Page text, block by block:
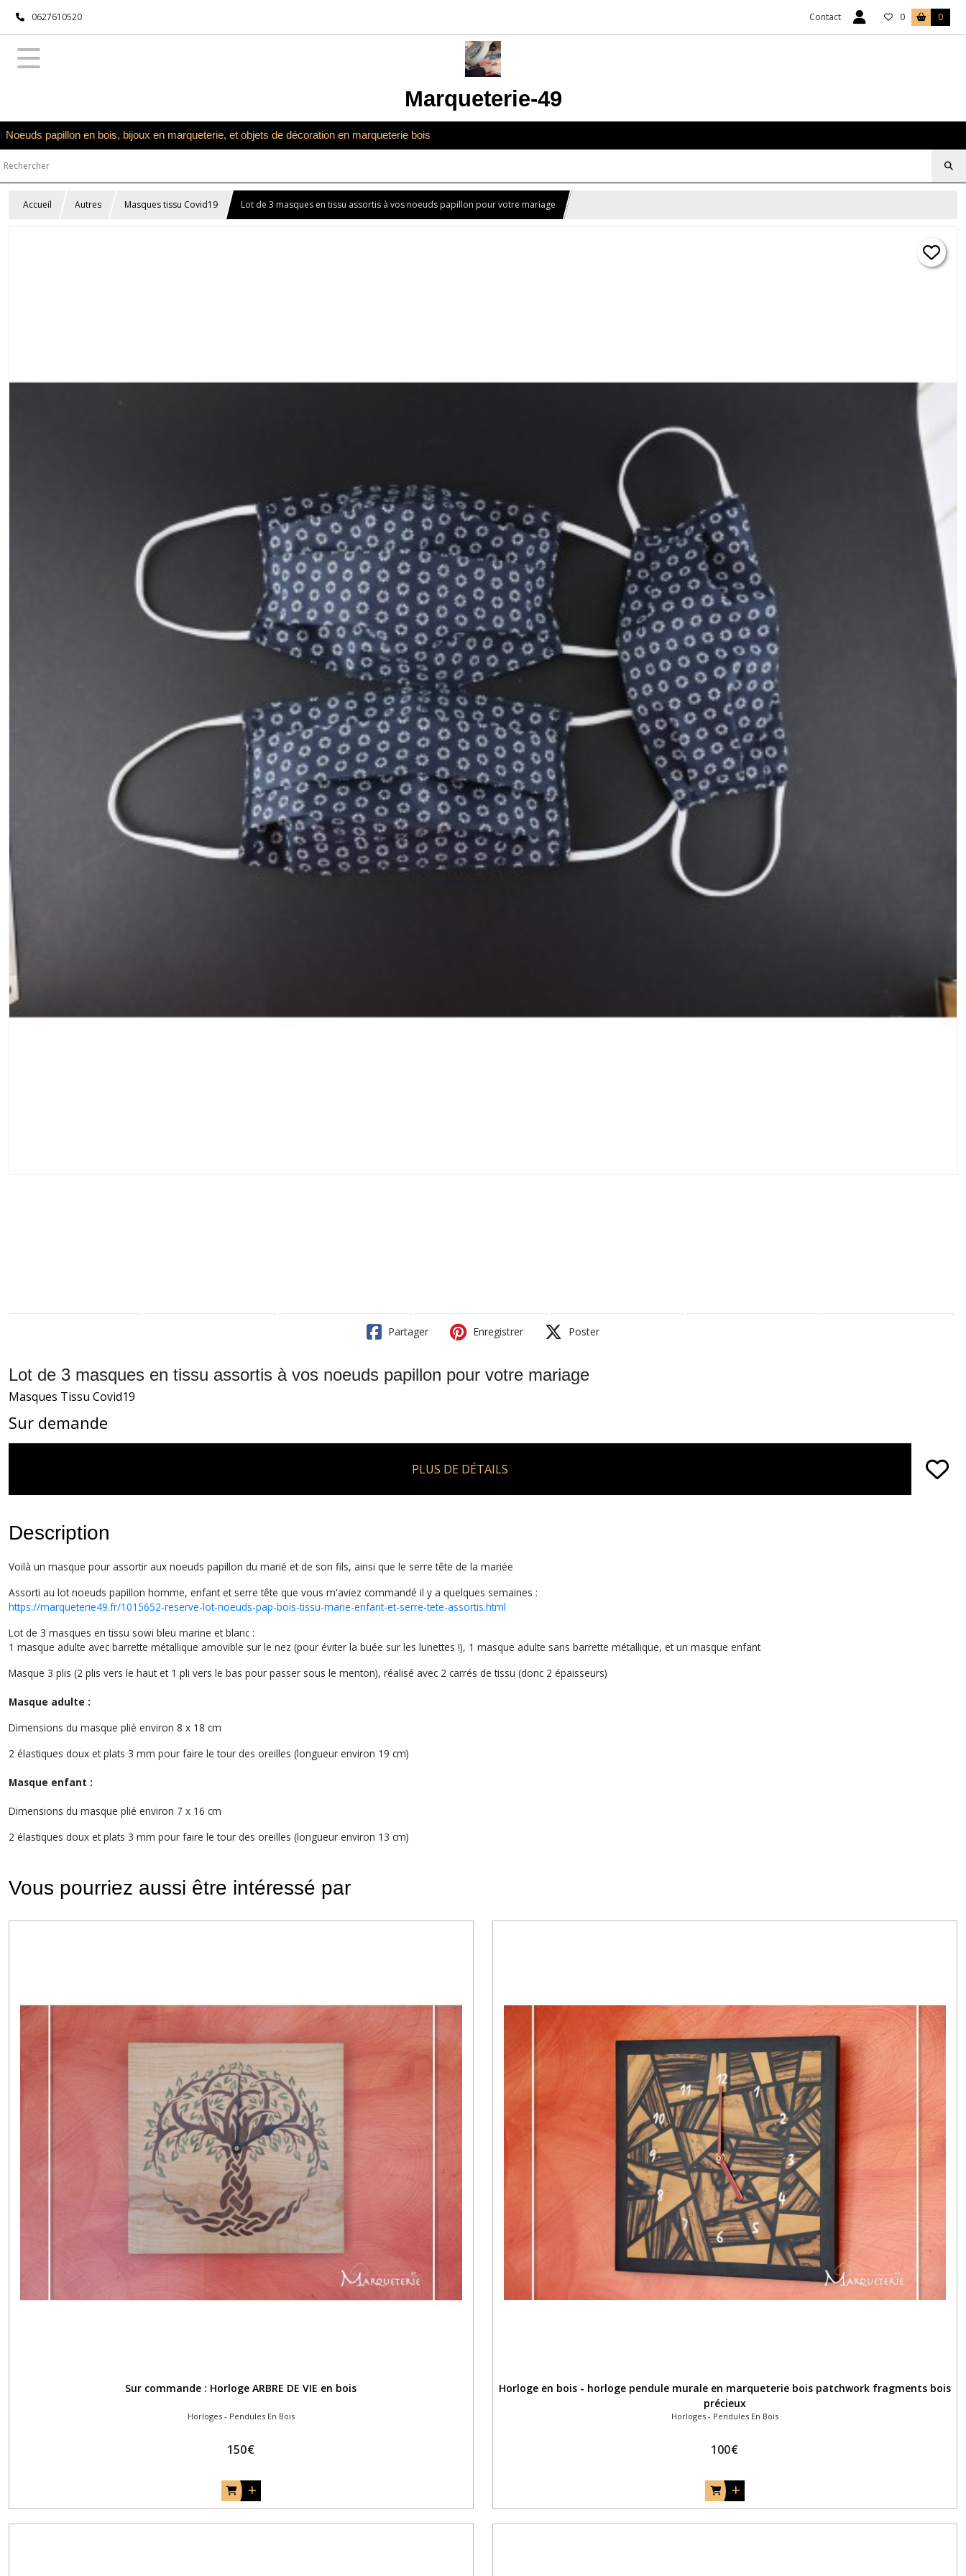
0627610520 Contact 0 0
Marqueterie-49
Noeuds papillon en bois, bijoux en marqueterie, et objets de décoration en marqueterie bois
Accueil Autres Masques tissu Covid19 Lot de 3 masques en tissu assortis à vos noeuds papillon pour votre mariage
Partager Enregistrer Poster
Lot de 3 masques en tissu assortis à vos noeuds papillon pour votre mariage
Masques Tissu Covid19
Sur demande
PLUS DE DÉTAILS
Description
Voilà un masque pour assortir aux noeuds papillon du marié et de son fils, ainsi que le serre tête de la mariée
Assorti au lot noeuds papillon homme, enfant et serre tête que vous m'aviez commandé il y a quelques semaines :
https://marqueterie49.fr/1015652-reserve-lot-noeuds-pap-bois-tissu-marie-enfant-et-serre-tete-assortis.html
Lot de 3 masques en tissu sowi bleu marine et blanc :
1 masque adulte avec barrette métallique amovible sur le nez (pour éviter la buée sur les lunettes !), 1 masque adulte sans barrette métallique, et un masque enfant
Masque 3 plis (2 plis vers le haut et 1 pli vers le bas pour passer sous le menton), réalisé avec 2 carrés de tissu (donc 2 épaisseurs)
Masque adulte :
Dimensions du masque plié environ 8 x 18 cm
2 élastiques doux et plats 3 mm pour faire le tour des oreilles (longueur environ 19 cm)
Masque enfant :
Dimensions du masque plié environ 7 x 16 cm
2 élastiques doux et plats 3 mm pour faire le tour des oreilles (longueur environ 13 cm)
Vous pourriez aussi être intéressé par
Sur commande : Horloge ARBRE DE VIE en bois
Horloges - Pendules En Bois
150€
Horloge en bois - horloge pendule murale en marqueterie bois patchwork fragments bois
précieux
Horloges - Pendules En Bois
100€